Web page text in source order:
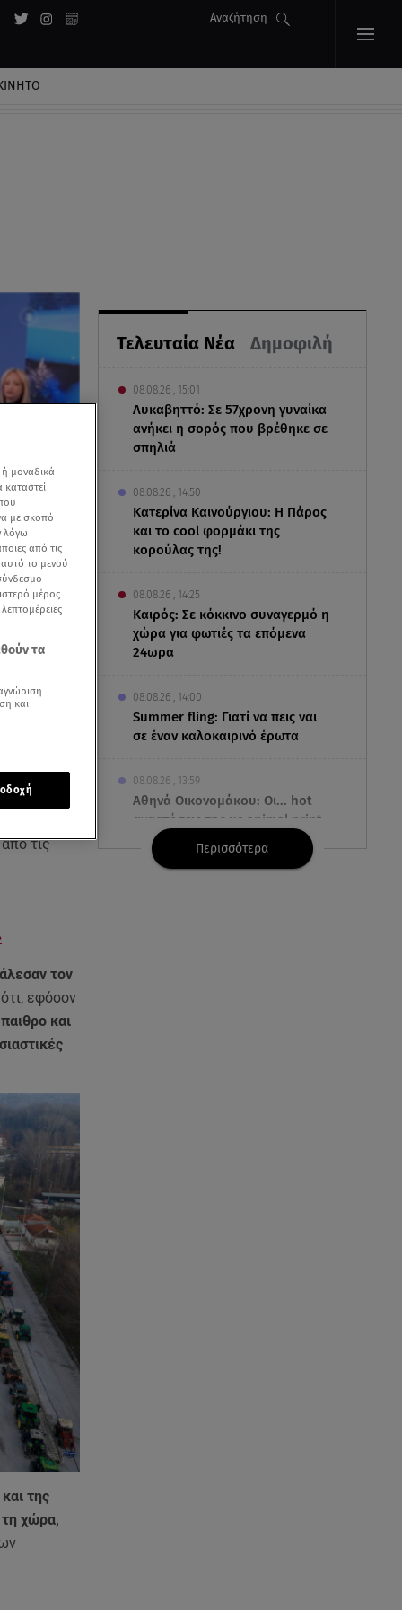
Αναζήτηση
Τελευταία Νέα Δημοφιλή
08.08.26 , 15:01
Λυκαβηττό: Σε 57χρονη γυναίκα
ανήκει η σορός που βρέθηκε σε
σπηλιά
08.08.26 , 14:50
Κατερίνα Καινούργιου: Η Πάρος
και το cool φορμάκι της
κορούλας της!
08.08.26 , 14:25
Καιρός: Σε κόκκινο συναγερμό η
χώρα για φωτιές τα επόμενα
24ωρα
08.08.26 , 14:00
Summer fling: Γιατί να πεις ναι
σε έναν καλοκαιρινό έρωτα
08.08.26 , 13:59
Αθηνά Οικονομάκου: Οι... hot
αναρτήσεις της με animal print
μπικίνι!
Περισσότερα
έστειλαν
τις
τον
εφόσον
και
της
χώρα,
μοναδικά
με σκοπό
λόγω
από τις
αυτό το μενού
μέρος
τα
και